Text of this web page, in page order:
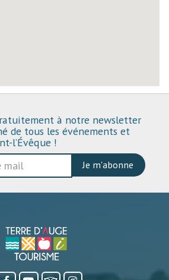
à notre newsletter
de tous les événements et
l’Évêque !
Je m'abonne